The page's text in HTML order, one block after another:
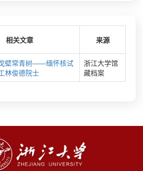
相关文章 来源
戈壁常青树——缅怀核试
林俊德院士
浙江大学馆
藏档案